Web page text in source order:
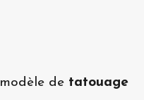
de tatouage